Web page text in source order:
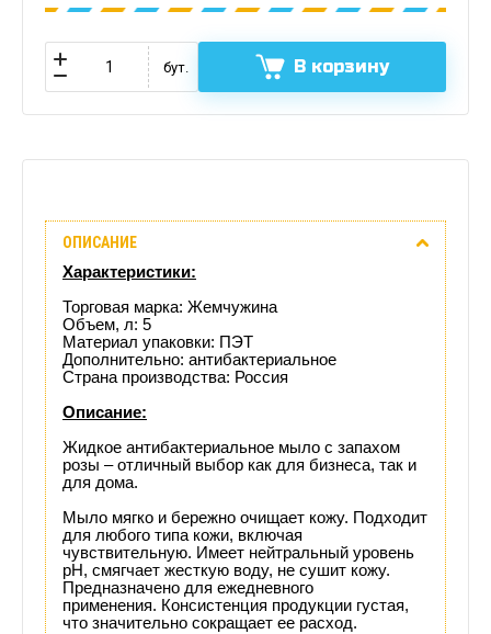
бут. В корзину
Отзывы
(0)
Доставка
этого
товара
ОПИСАНИЕ
Характеристики:
Торговая марка: Жемчужина
Объем, л: 5
Материал упаковки: ПЭТ
Дополнительно: антибактериальное
Страна производства: Россия
Описание:
Жидкое антибактериальное мыло с запахом
розы – отличный выбор как для бизнеса, так и
для дома.
Мыло мягко и бережно очищает кожу. Подходит
для любого типа кожи, включая
чувствительную. Имеет нейтральный уровень
рН, смягчает жесткую воду, не сушит кожу.
Предназначено для ежедневного
применения. Консистенция продукции густая,
что значительно сокращает ее расход.